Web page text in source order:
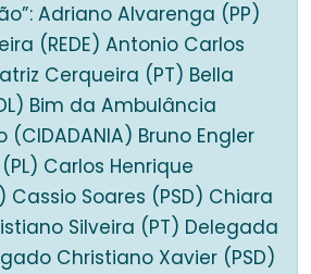
Adriano Alvarenga (PP)
(REDE) Antonio Carlos
Cerqueira (PT) Bella
Bim da Ambulância
(CIDADANIA) Bruno Engler
Carlos Henrique
Cassio Soares (PSD) Chiara
Silveira (PT) Delegada
Christiano Xavier (PSD)